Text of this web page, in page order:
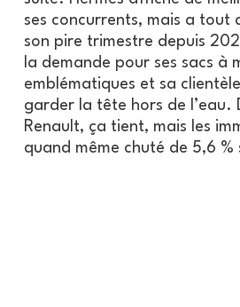
ses concurrents, mais a tout
son pire trimestre depuis
la demande pour ses sacs à
emblématiques et sa
garder la tête hors de l’eau.
Renault, ça tient, mais les
quand même chuté de 5,6 %